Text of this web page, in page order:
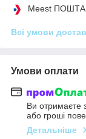
Meest ПОШТА
Всі умови
Умови оплати
Ви отримаєте
або гроші
Детальніше